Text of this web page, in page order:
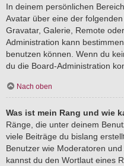
In deinem persönlichen
Avatar über eine der
Gravatar, Galerie, Remote
Administration kann
benutzen können. Wenn du
du die Board-Administration
Nach oben
Was ist mein Rang und wie
Ränge, die unter deinem
viele Beiträge du bislang
Benutzer wie Moderatoren
kannst du den Wortlaut eines